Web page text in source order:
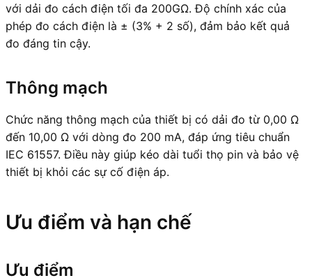
với dải đo cách điện tối đa 200GΩ. Độ chính xác của
phép đo cách điện là ± (3% + 2 số), đảm bảo kết quả
đo đáng tin cậy.
Thông mạch
Chức năng thông mạch của thiết bị có dải đo từ 0,00 Ω
đến 10,00 Ω với dòng đo 200 mA, đáp ứng tiêu chuẩn
IEC 61557. Điều này giúp kéo dài tuổi thọ pin và bảo vệ
thiết bị khỏi các sự cố điện áp.
Ưu điểm và hạn chế
Ưu điểm